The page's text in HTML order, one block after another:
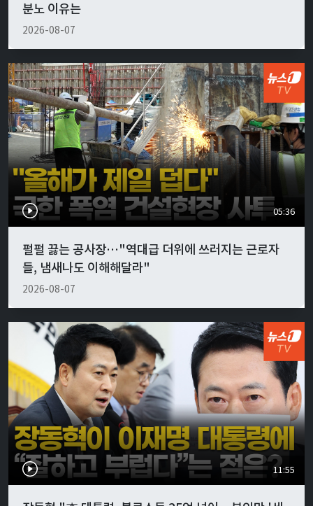
분노 이유는
2026-08-07
05:36
펄펄 끓는 공사장…"역대급 더위에 쓰러지는 근로자
들, 냄새나도 이해해달라"
2026-08-07
11:55